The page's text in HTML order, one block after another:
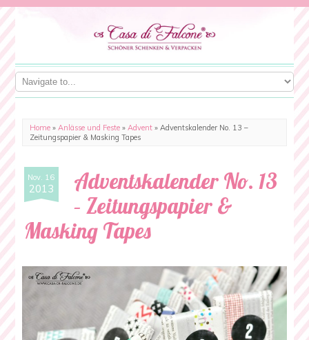
Home »Anlässe und Feste »Advent »Adventskalender No. 13 –
Zeitungspapier & Masking Tapes
Nov. 16
2013
Adventskalender No. 13
– Zeitungspapier &
Masking Tapes